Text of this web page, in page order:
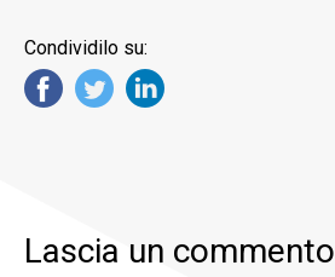
Condividilo su:
Lascia un commento